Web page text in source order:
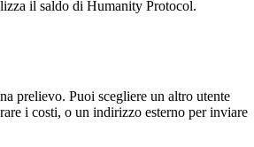
il saldo di Humanity Protocol.
prelievo. Puoi scegliere un altro utente
i costi, o un indirizzo esterno per inviare